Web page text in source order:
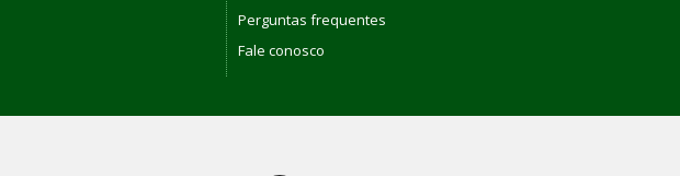
Perguntas frequentes
Fale conosco